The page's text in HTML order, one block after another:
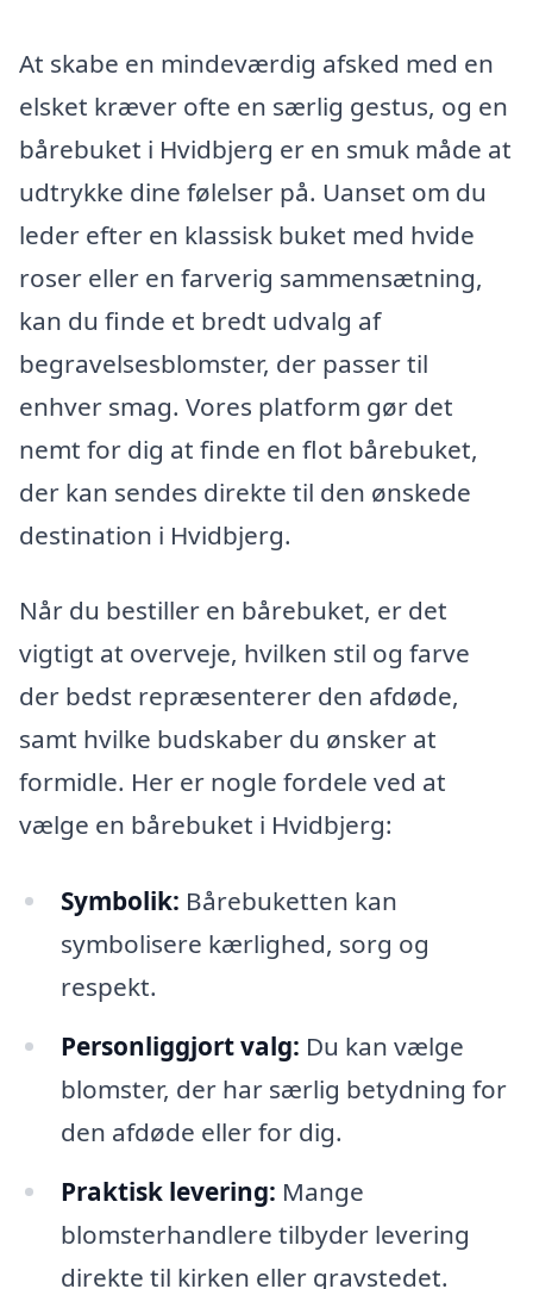
At skabe en mindeværdig afsked med en
elsket kræver ofte en særlig gestus, og en
bårebuket i Hvidbjerg er en smuk måde at
udtrykke dine følelser på. Uanset om du
leder efter en klassisk buket med hvide
roser eller en farverig sammensætning,
kan du finde et bredt udvalg af
begravelsesblomster, der passer til
enhver smag. Vores platform gør det
nemt for dig at finde en flot bårebuket,
der kan sendes direkte til den ønskede
destination i Hvidbjerg.
Når du bestiller en bårebuket, er det
vigtigt at overveje, hvilken stil og farve
der bedst repræsenterer den afdøde,
samt hvilke budskaber du ønsker at
formidle. Her er nogle fordele ved at
vælge en bårebuket i Hvidbjerg:
Symbolik: Bårebuketten kan
symbolisere kærlighed, sorg og
respekt.
Personliggjort valg: Du kan vælge
blomster, der har særlig betydning for
den afdøde eller for dig.
Praktisk levering: Mange
blomsterhandlere tilbyder levering
direkte til kirken eller gravstedet.